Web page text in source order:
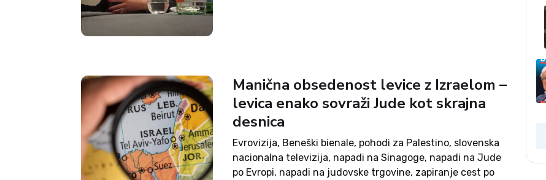
Manična obsedenost levice z Izraelom –
levica enako sovraži Jude kot skrajna
desnica
Evrovizija, Beneški bienale, pohodi za Palestino, slovenska
nacionalna televizija, napadi na Sinagoge, napadi na Jude
po Evropi, napadi na judovske trgovine, zapiranje cest po